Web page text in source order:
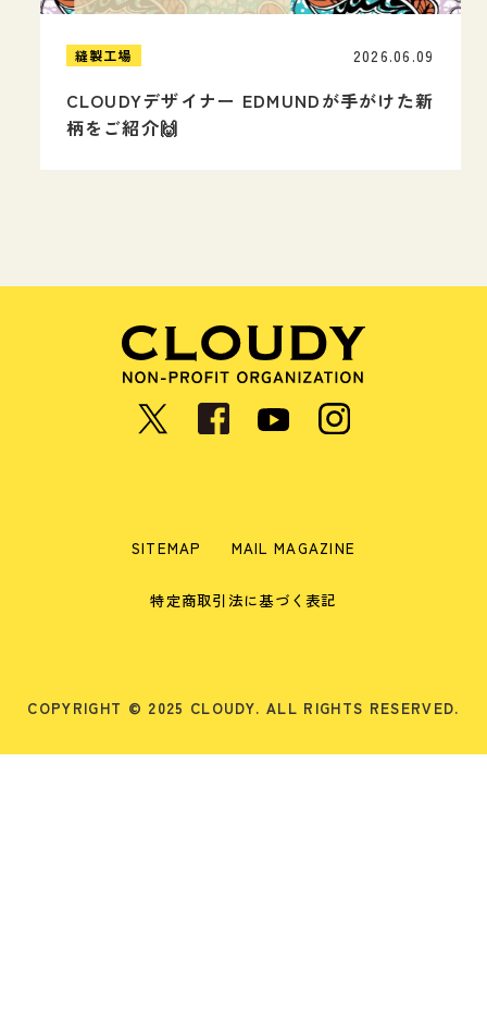
縫製工場
CLOUDYデザイナー EDMUNDが手がけた新
柄をご紹介🙌
2026.06.09
SITEMAP MAIL MAGAZINE
特定商取引法に基づく表記
COPYRIGHT © 2025 CLOUDY. ALL RIGHTS RESERVED.